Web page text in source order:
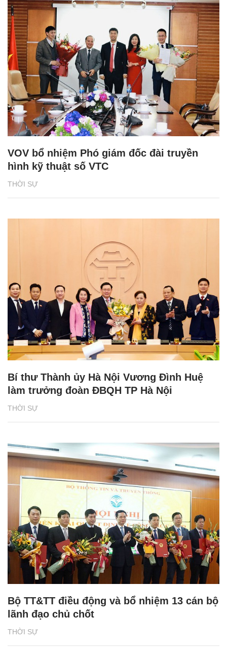
THỜI SỰ
VOV bổ nhiệm Phó giám đốc đài truyền
hình kỹ thuật số VTC
THỜI SỰ
Bí thư Thành ủy Hà Nội Vương Đình Huệ
làm trưởng đoàn ĐBQH TP Hà Nội
THỜI SỰ
Bộ TT&TT điều động và bổ nhiệm 13 cán bộ
lãnh đạo chủ chốt